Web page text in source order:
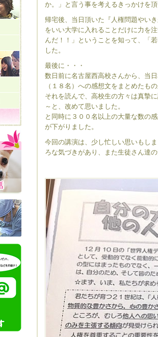
か。」と言う事を考えるきっかけを頂
帰宅後、当日頂いた『人権問題やい
をいい大学に入れることだけに力を
んだ！！」ということを知って、「
した。
最後に・・・
数日前に名古屋西高校さんから、当
（１８名）への感想文をまとめたも
それを読んで、高校生の方々は真摯
～と、改めて思いました。
と同時に３００名以上の大量な数の
が下がりました。
今回の講演は、少し忙しい思いもし
ろな気づきがあり、また生徒さん達